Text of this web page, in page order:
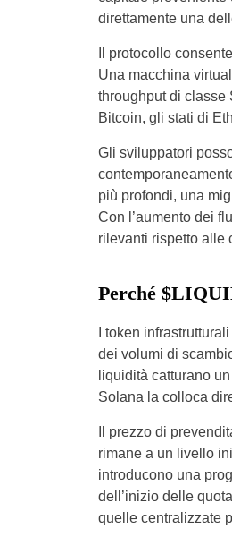
direttamente una
Il protocollo
Una macchina
throughput di classe
Bitcoin, gli stati di
Gli sviluppatori
più profondi, una
Con l’aumento dei
rilevanti rispetto alle
Perché
I token
dei volumi di
liquidità catturano
Solana la colloca
Il prezzo di
rimane a un livello
introducono una
dell’inizio delle
quelle centralizzate